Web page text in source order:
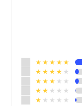
★★★★★
★★★★ ★
★★★ ★★
★★ ★★★
★ ★★★★